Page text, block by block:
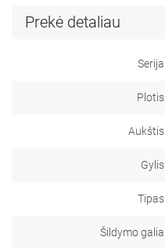
Prekė detaliau
Serija
Plotis
Aukštis
Gylis
Tipas
Šildymo galia